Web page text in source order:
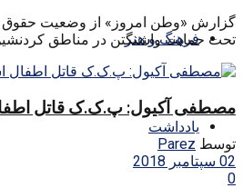
فرهنگ و هنر
یادداشت
گزارش «وطن امروز» از وضعیت حقوق
تحت حمایت واشنگتن در مناطق
مصطفی آکیول: پ.ک.ک قاتل
توسط Parez
02 سپتامبر 2018
0